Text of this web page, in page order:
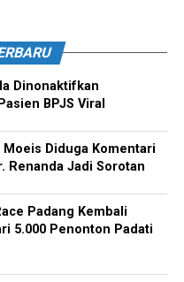
Dinonaktifkan
BPJS Viral
Diduga Komentari
Renanda Jadi Sorotan
Padang Kembali
5.000 Penonton Padati